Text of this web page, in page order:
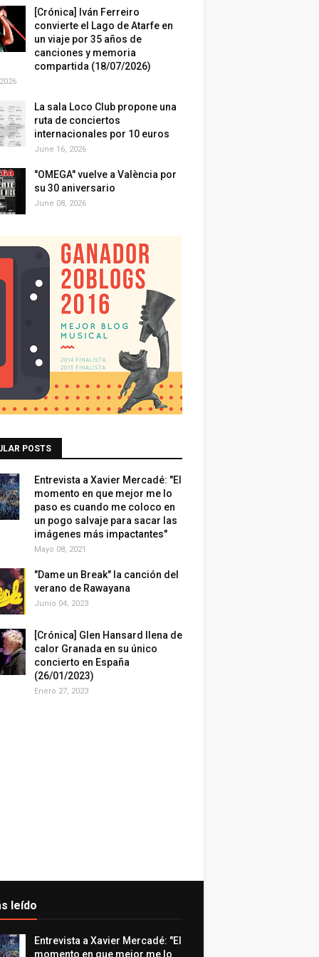
[Crónica] Iván Ferreiro
convierte el Lago de Atarfe en
un viaje por 35 años de
canciones y memoria
compartida (18/07/2026)
La sala Loco Club propone una
ruta de conciertos
internacionales por 10 euros
June 16, 2026
"OMEGA" vuelve a València por
su 30 aniversario
June 08, 2026
POSTS
Entrevista a Xavier Mercadé: "El
momento en que mejor me lo
paso es cuando me coloco en
un pogo salvaje para sacar las
imágenes más impactantes"
Mayo 08, 2021
"Dame un Break" la canción del
verano de Rawayana
Junio 04, 2023
[Crónica] Glen Hansard llena de
calor Granada en su único
concierto en España
(26/01/2023)
Enero 27, 2023
leído
Entrevista a Xavier Mercadé: "El
momento en que mejor me lo